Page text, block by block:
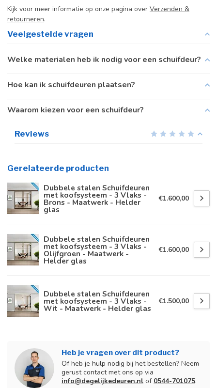
Kijk voor meer informatie op onze pagina over Verzenden &
retourneren.
Veelgestelde vragen
Welke materialen heb ik nodig voor een schuifdeur?
Hoe kan ik schuifdeuren plaatsen?
Waarom kiezen voor een schuifdeur?
Reviews
Gerelateerde producten
Dubbele stalen Schuifdeuren
met koofsysteem - 3 Vlaks -
Brons - Maatwerk - Helder
glas
€1.600,00
Dubbele stalen Schuifdeuren
met koofsysteem - 3 Vlaks -
Olijfgroen - Maatwerk -
Helder glas
€1.600,00
Dubbele stalen Schuifdeuren
met koofsysteem - 3 Vlaks -
Wit - Maatwerk - Helder glas
€1.500,00
Heb je vragen over dit product?
Of heb je hulp nodig bij het bestellen? Neem
gerust contact met ons op via
info@degelijkedeuren.nl of 0544-701075.